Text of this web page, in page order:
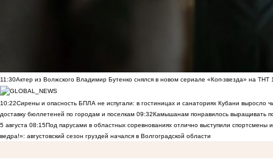
11:30Актер из Волжского Владимир Бутенко снялся в новом сериале «Коп-звезда» на ТНТ
10:22Сирены и опасность БПЛА не испугали: в гостиницах и санаториях Кубани выросло
доставку бюллетеней по городам и поселкам 09:32Камышанам понравилось выращивать
5 августа 08:15Под парусами в областных соревнованиях отлично выступили спортсмены
ведра!»: августовский сезон груздей начался в Волгоградской области